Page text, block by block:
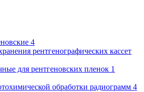
4
рентгенографических кассет
для рентгеновских пленок 1
обработки радиограмм 4